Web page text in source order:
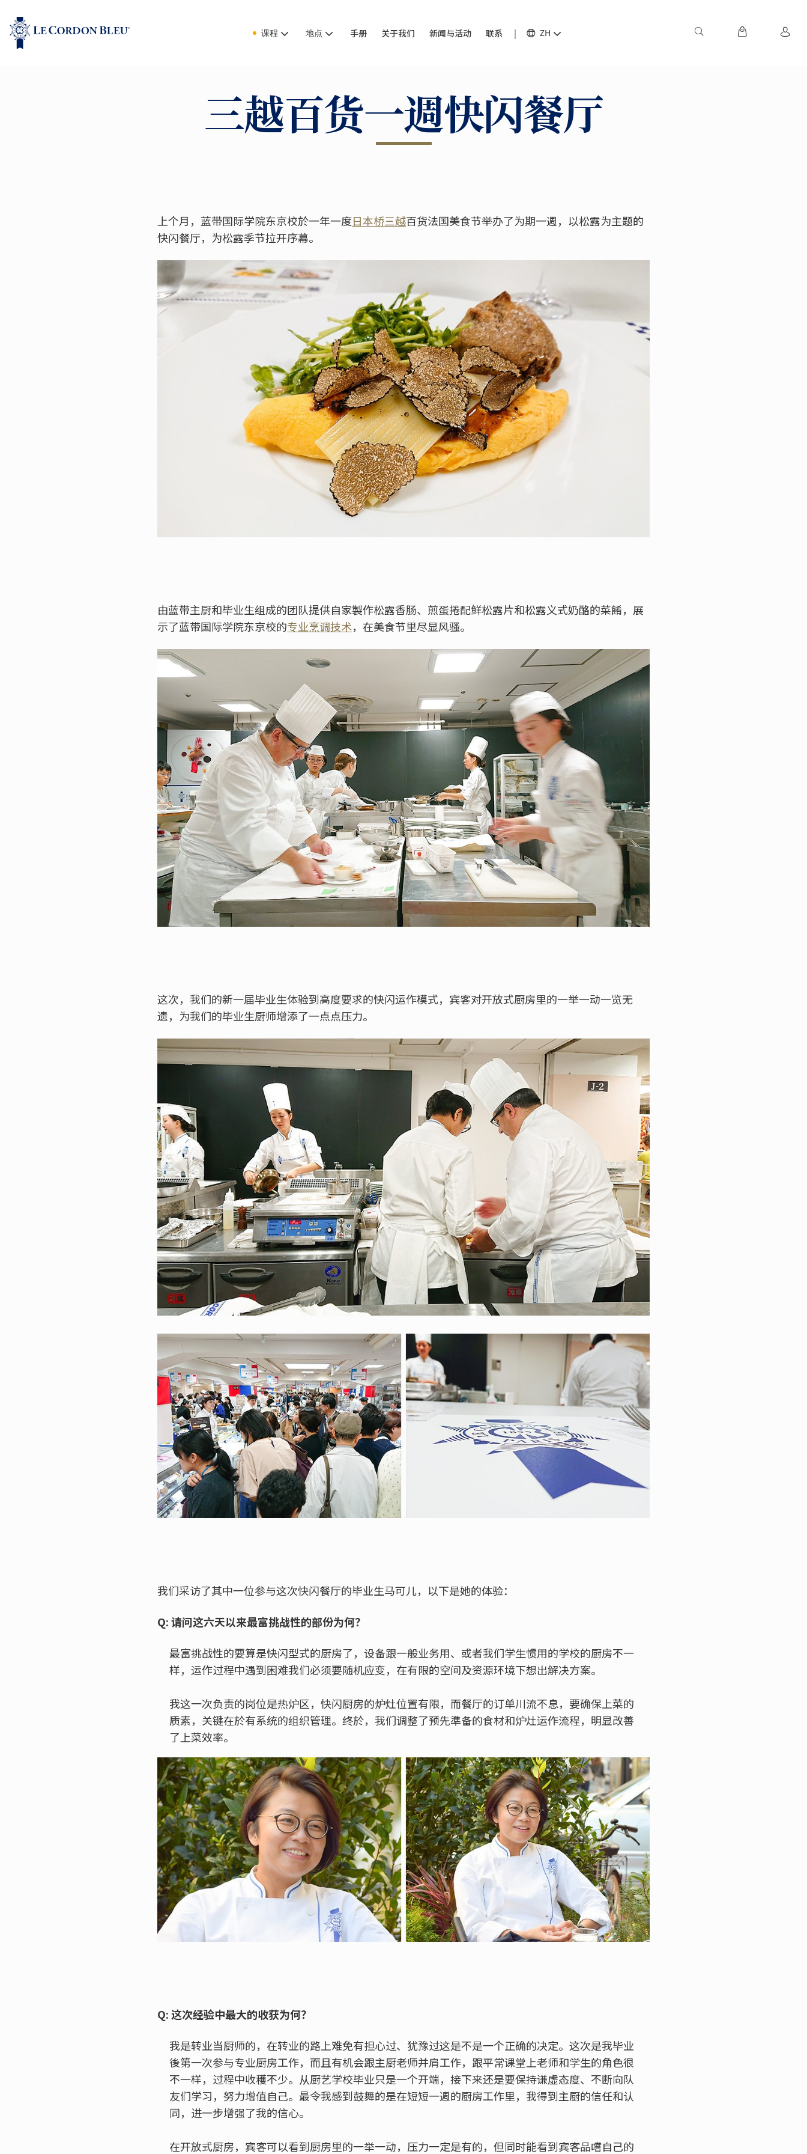
课程 地点 手册 关于我们 新闻与活动 联系 ZH
三越百货一週快闪餐厅
上个月，蓝带国际学院东京校於一年一度日本桥三越百货法国美食节举办了为期一週，以松露为主题的
快闪餐厅，为松露季节拉开序幕。
由蓝带主厨和毕业生组成的团队提供自家製作松露香肠、煎蛋捲配鲜松露片和松露义式奶酪的菜餚，展
示了蓝带国际学院东京校的专业烹调技术，在美食节里尽显风骚。
这次，我们的新一届毕业生体验到高度要求的快闪运作模式，宾客对开放式厨房里的一举一动一览无
遗，为我们的毕业生厨师增添了一点点压力。
我们采访了其中一位参与这次快闪餐厅的毕业生马可儿，以下是她的体验：
Q: 请问这六天以来最富挑战性的部份为何？
最富挑战性的要算是快闪型式的厨房了，设备跟一般业务用、或者我们学生惯用的学校的厨房不一
样，运作过程中遇到困难我们必须要随机应变，在有限的空间及资源环境下想出解决方案。
我这一次负责的岗位是热炉区，快闪厨房的炉灶位置有限，而餐厅的订单川流不息，要确保上菜的
质素，关键在於有系统的组织管理。终於，我们调整了预先準备的食材和炉灶运作流程，明显改善
了上菜效率。
Q: 这次经验中最大的收获为何？
我是转业当厨师的，在转业的路上难免有担心过、犹豫过这是不是一个正确的决定。这次是我毕业
後第一次参与专业厨房工作，而且有机会跟主厨老师并肩工作，跟平常课堂上老师和学生的角色很
不一样，过程中收穫不少。从厨艺学校毕业只是一个开端，接下来还是要保持谦虚态度、不断向队
友们学习，努力增值自己。最令我感到鼓舞的是在短短一週的厨房工作里，我得到主厨的信任和认
同，进一步增强了我的信心。
在开放式厨房，宾客可以看到厨房里的一举一动，压力一定是有的，但同时能看到宾客品嚐自己的